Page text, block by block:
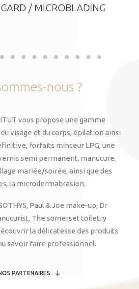
/ MICROBLADING
nous ?
vous propose une gamme
visage et du corps, épilation ainsi
forfaits minceur LPG, une
semi permanent, manucure,
mariée/soirée, ainsi que des
la microdermabrasion.
Paul & Joe make-up, Dr
The somerset toiletry
la délicatesse des produits
savoir faire professionnel.
PARTENAIRES